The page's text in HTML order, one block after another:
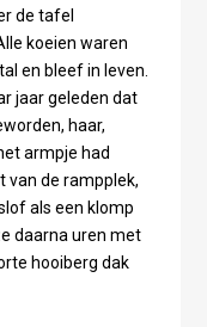
de tafel
koeien waren
en bleef in leven.
jaar geleden dat
haar,
armpje had
van de rampplek,
als een klomp
daarna uren met
hooiberg dak